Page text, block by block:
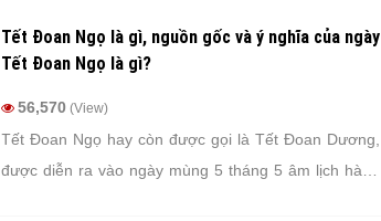
Tết Đoan Ngọ là gì, nguồn gốc và ý nghĩa của ngày
Tết Đoan Ngọ là gì?
56,570 (View)
Tết Đoan Ngọ hay còn được gọi là Tết Đoan Dương,
được diễn ra vào ngày mùng 5 tháng 5 âm lịch hàng